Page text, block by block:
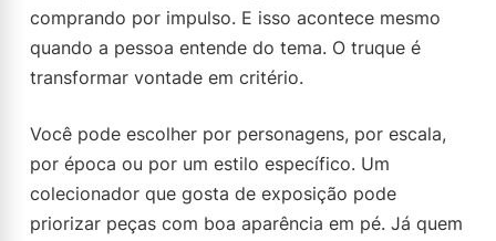
comprando por impulso. E isso acontece mesmo
quando a pessoa entende do tema. O truque é
transformar vontade em critério.
Você pode escolher por personagens, por escala,
por época ou por um estilo específico. Um
colecionador que gosta de exposição pode
priorizar peças com boa aparência em pé. Já quem